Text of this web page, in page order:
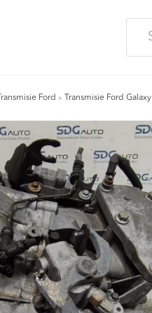
Transmisie Ford » Transmisie Ford Galaxy